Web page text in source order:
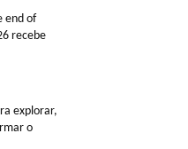
end of
recebe
explorar,
o